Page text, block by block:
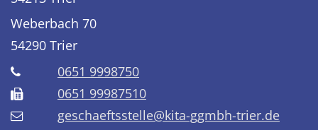
Weberbach 70
54290 Trier
0651 9998750
0651 99987510
geschaeftsstelle@kita-ggmbh-trier.de